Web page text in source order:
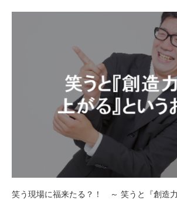
笑う現場に福来たる？！ ～ 笑うと『創造